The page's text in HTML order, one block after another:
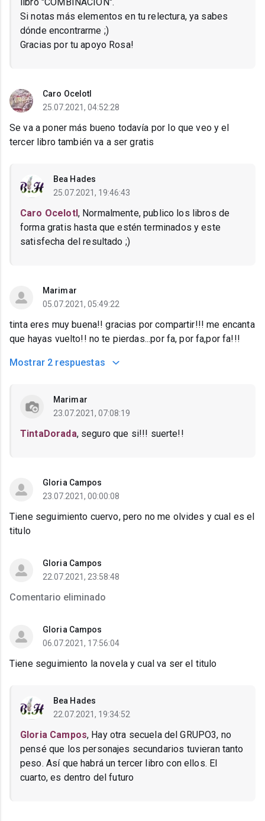
Si notas más elementos en tu relectura, ya sabes
dónde encontrarme ;)
Gracias por tu apoyo Rosa!
Caro Ocelotl
25.07.2021, 04:52:28
Se va a poner más bueno todavía por lo que veo y el
tercer libro también va a ser gratis
Bea Hades
25.07.2021, 19:46:43
Caro Ocelotl, Normalmente, publico los libros de
forma gratis hasta que estén terminados y este
satisfecha del resultado ;)
Marimar
05.07.2021, 05:49:22
tinta eres muy buena!! gracias por compartir!!! me encanta
que hayas vuelto!! no te pierdas...por fa, por fa,por fa!!!
Mostrar 2 respuestas
Marimar
23.07.2021, 07:08:19
TintaDorada, seguro que si!!! suerte!!
Gloria Campos
23.07.2021, 00:00:08
Tiene seguimiento cuervo, pero no me olvides y cual es el
titulo
Gloria Campos
22.07.2021, 23:58:48
Comentario eliminado
Gloria Campos
06.07.2021, 17:56:04
Tiene seguimiento la novela y cual va ser el titulo
Bea Hades
22.07.2021, 19:34:52
Gloria Campos, Hay otra secuela del GRUPO3, no
pensé que los personajes secundarios tuvieran tanto
peso. Así que habrá un tercer libro con ellos. El
cuarto, es dentro del futuro